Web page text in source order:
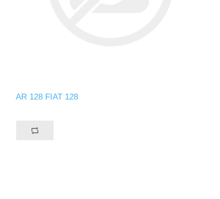
AR 128 FIAT 128